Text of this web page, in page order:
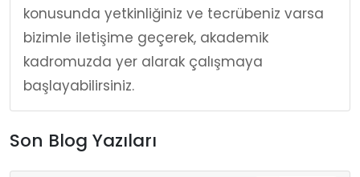
konusunda yetkinliğiniz ve tecrübeniz varsa
bizimle iletişime geçerek, akademik
kadromuzda yer alarak çalışmaya
başlayabilirsiniz.
Son Blog Yazıları